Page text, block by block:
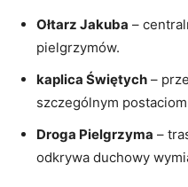
Ołtarz Jakuba –
pielgrzymów.
kaplica Świętych –
szczególnym
Droga Pielgrzyma –
odkrywa duchowy